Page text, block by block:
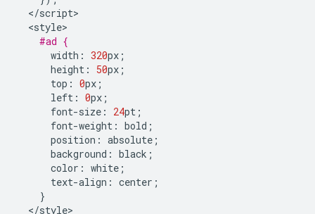
</script
<style
#ad {
width : 320px ;
height : 50px ;
top : 0px ;
left : 0px ;
font-size : 24pt ;
font-weight : bold ;
position : absolute ;
background : black ;
color : white ;
text-align : center ;
}
</style>